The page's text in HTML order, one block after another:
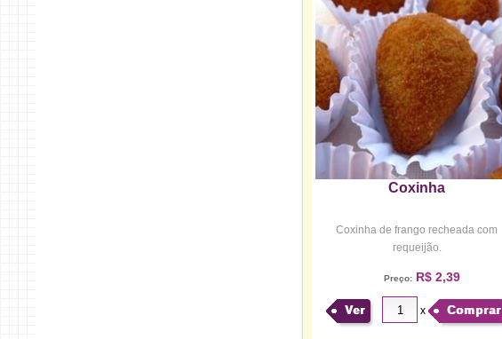
Coxinha
Coxinha de frango recheada com
requeijão.
Preço: R$ 2,39
Ver x Comprar